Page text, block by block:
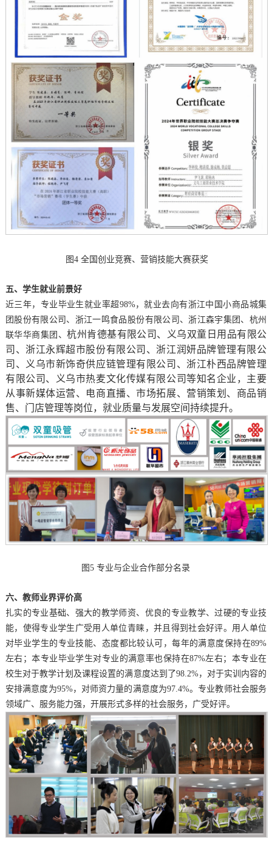
图4 全国创业竞赛、营销技能大赛获奖
五、 学生就业前景好
近三年，专业毕业生就业率超98%，就业去向有浙江中国小商品城集
团股份有限公司、浙江一鸣食品股份有限公司、浙江森宇集团、杭州
联华华商集团、杭州肯德基有限公司、义乌双童日用品有限公
司、浙江永辉超市股份有限公司、浙江润妍品牌管理有限公
司、义乌市新饰奇供应链管理有限公司、浙江朴西品牌管理
有限公司、义乌市热麦文化传媒有限公司等知名企业，主要
从事新媒体运营、电商直播、市场拓展、营销策划、商品销
售、门店管理等岗位，就业质量与发展空间持续提升。
图5 专业与企业合作部分名录
六、教师业界评价高
扎实的专业基础、强大的教学师资、优良的专业教学、过硬的专业技
能，使得专业学生广受用人单位青睐，并且得到社会好评。用人单位
对毕业学生的专业技能、态度都比较认可，每年的满意度保持在89%
左右；本专业毕业学生对专业的满意率也保持在87%左右；本专业在
校生对于教学计划及课程设置的满意度达到了98.2%，对于实训内容的
安排满意度为95%，对师资力量的满意度为97.4%。专业教师社会服务
领域广、服务能力强，开展形式多样的社会服务，广受好评。